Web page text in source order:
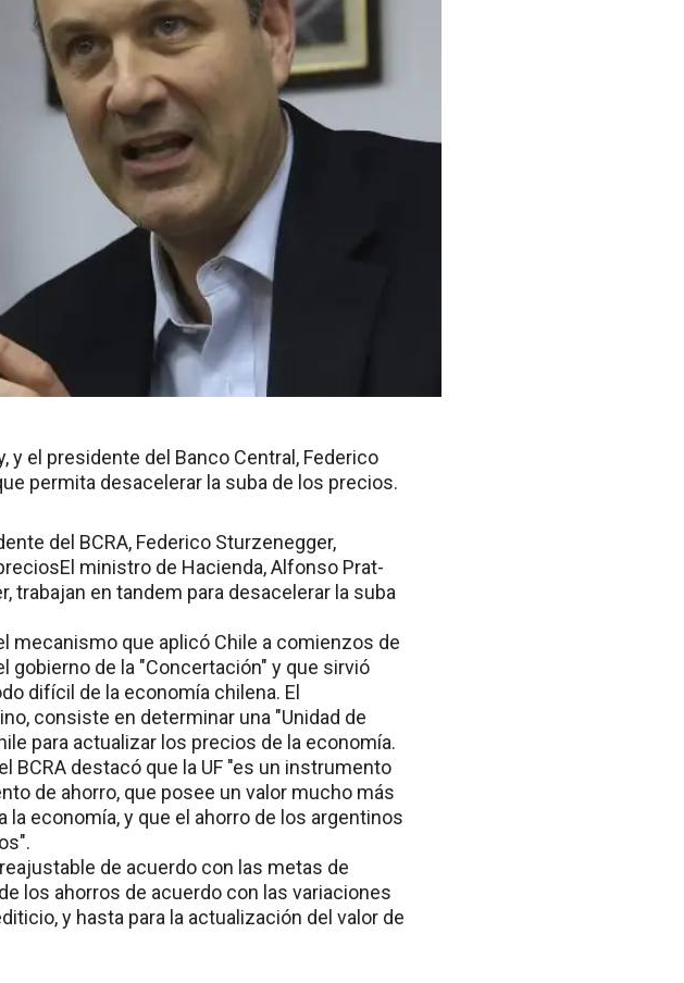
y el presidente del Banco Central, Federico
permita desacelerar la suba de los precios.
del BCRA, Federico Sturzenegger,
ministro de Hacienda, Alfonso Prat-
trabajan en tandem para desacelerar la suba
mecanismo que aplicó Chile a comienzos de
gobierno de la "Concertación" y que sirvió
difícil de la economía chilena. El
consiste en determinar una "Unidad de
para actualizar los precios de la economía.
BCRA destacó que la UF "es un instrumento
de ahorro, que posee un valor mucho más
economía, y que el ahorro de los argentinos
de acuerdo con las metas de
los ahorros de acuerdo con las variaciones
y hasta para la actualización del valor de